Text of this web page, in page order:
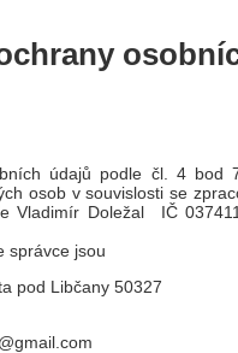
údajů podle čl. 4 bod
osob v souvislosti se
je Vladimír Doležal IČ
správce jsou
pod Libčany 50327